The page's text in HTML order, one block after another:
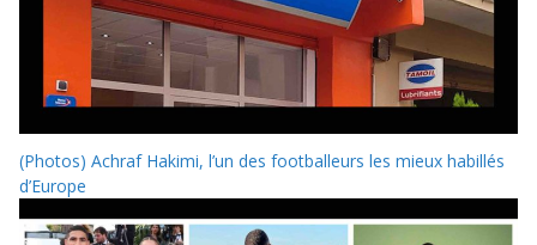
(Photos) Achraf Hakimi, l’un des footballeurs les mieux habillés
d’Europe